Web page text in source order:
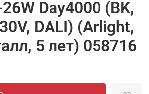
Day4000 (BK,
DALI) (Arlight,
5 лет) 058716